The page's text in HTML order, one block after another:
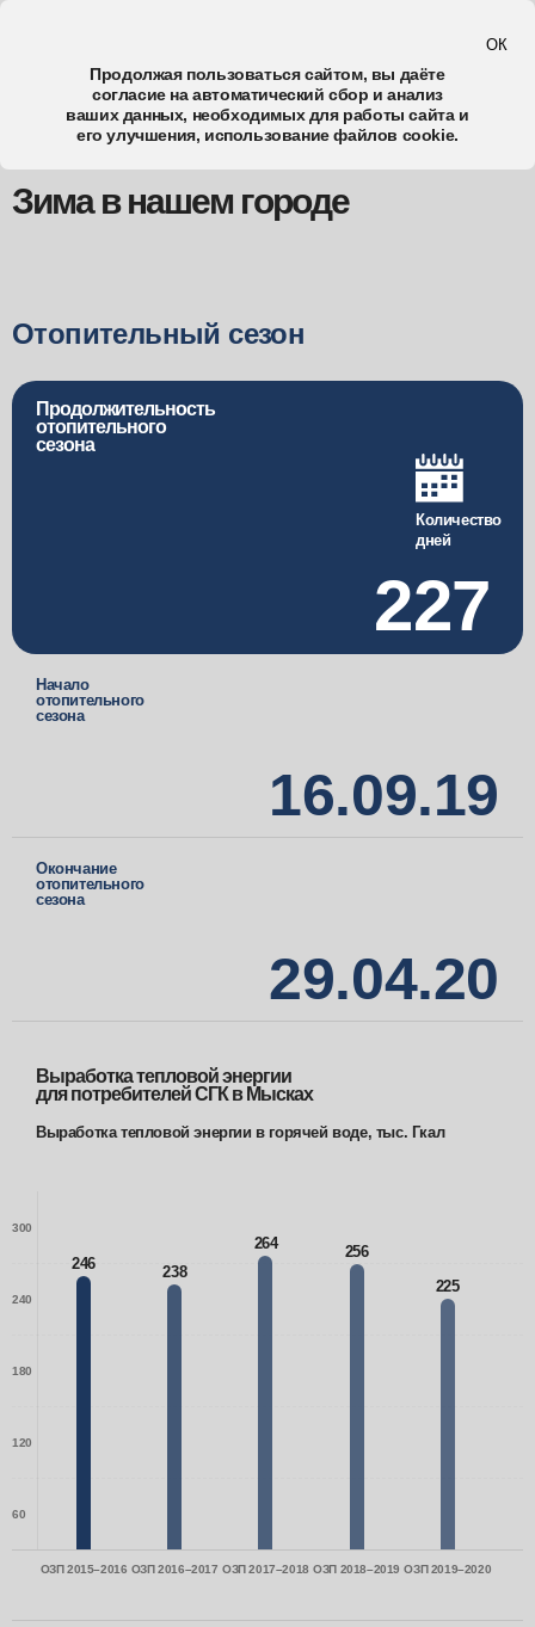
ОК
Продолжая пользоваться сайтом, вы даёте
согласиена автоматический сбор и анализ
ваших данных, необходимых для работы сайта и
его улучшения, использование файлов cookie.
Зима в нашем городе
Зима в нашем городе
Отопительный сезон
Продолжительность
отопительного
сезона
Количество
дней
227
Начало
отопительного
сезона
16.09.19
Окончание
отопительного
сезона
29.04.20
Выработка тепловой энергии
для потребителей СГК в Мысках
Выработка тепловой энергии в горячей воде, тыс. Гкал
60
120
180
240
300
246 238
264
256
225
ОЗП 2015–2016 ОЗП 2016–2017 ОЗП 2017–2018 ОЗП 2018–2019 ОЗП 2019–2020